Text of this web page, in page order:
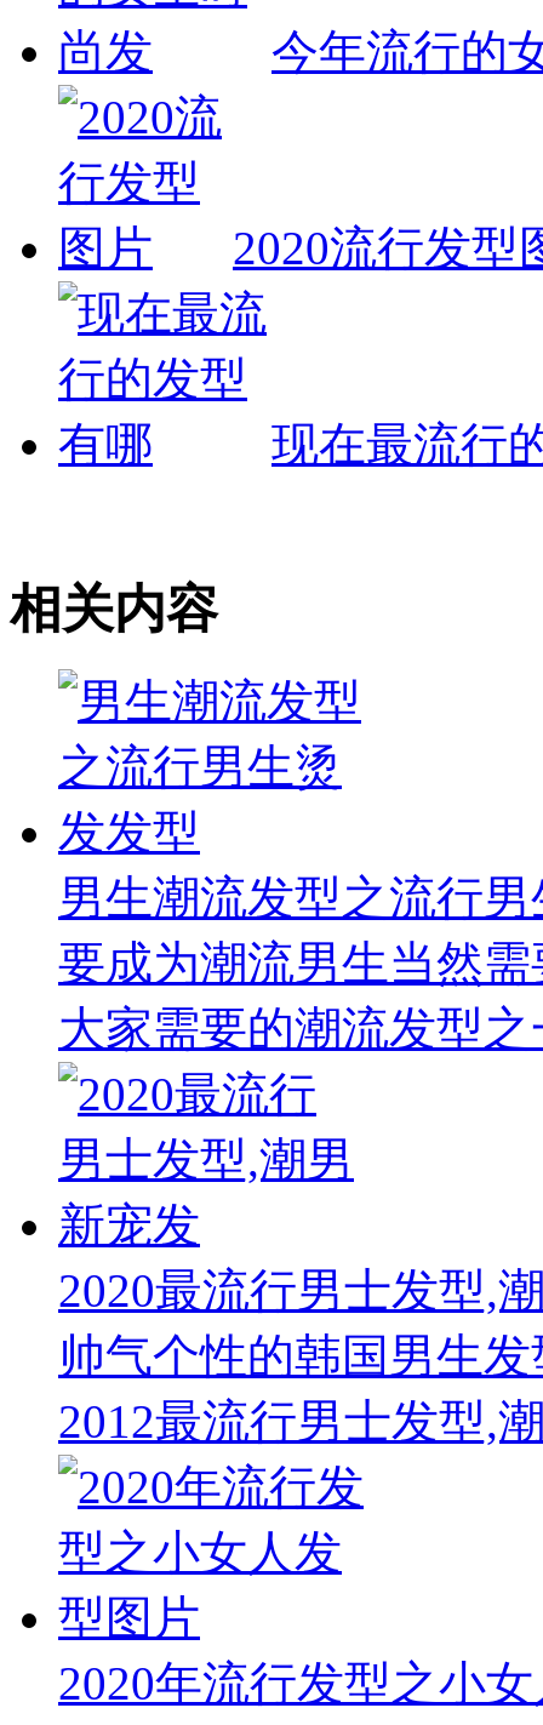
今年流行的
2020流行发型
现在最流行
相关内容
男生潮流发型之流行
要成为潮流男生当然
大家需要的潮流发型
2020最流行男士发型,
帅气个性的韩国男生
2012最流行男士发型,
2020年流行发型之小